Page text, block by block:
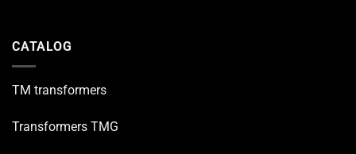
CATALOG
TM transformers
Transformers TMG